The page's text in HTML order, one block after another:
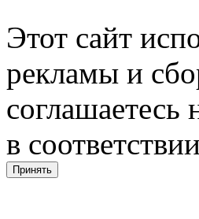
Этот сайт
рекламы и
в
Принять